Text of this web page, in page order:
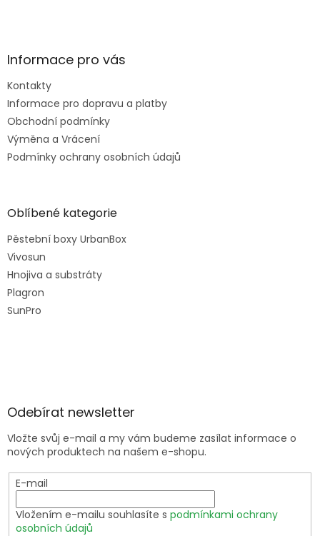
Informace pro vás
Kontakty
Informace pro dopravu a platby
Obchodní podmínky
Výměna a Vrácení
Podmínky ochrany osobních údajů
Oblíbené kategorie
Pěstební boxy UrbanBox
Vivosun
Hnojiva a substráty
Plagron
SunPro
Odebírat newsletter
Vložte svůj e-mail a my vám budeme zasílat informace o
nových produktech na našem e-shopu.
E-mail
Vložením e-mailu souhlasíte s podmínkami ochrany
osobních údajů